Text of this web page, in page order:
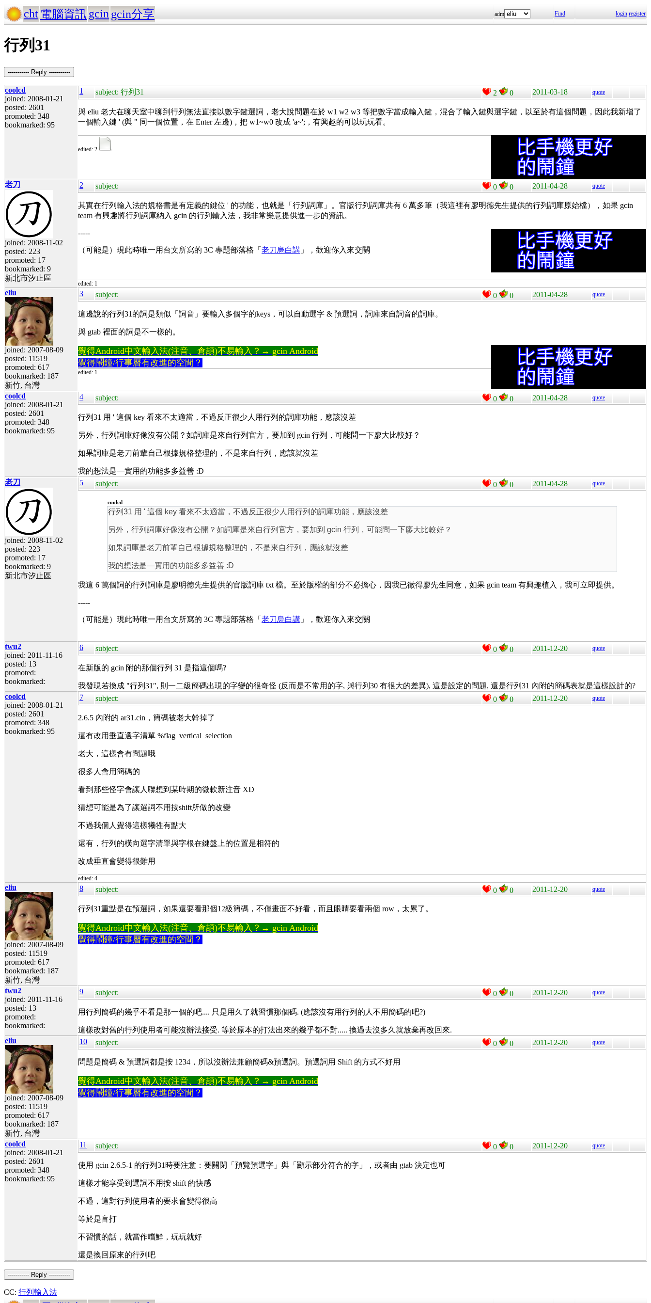
cht 電腦資訊 gcin gcin分享 adm Find login register
行列31
----------- Reply -----------
coolcd
joined: 2008-01-21
posted: 2601
promoted: 348
bookmarked: 95
1 subject: 行列31 2 0 2011-03-18 quote
與 eliu 老大在聊天室中聊到行列無法直接以數字鍵選詞，老大說問題在於 w1 w2 w3 等把數字當成輸入鍵，混合了輸入鍵與選字鍵，以至於有這個問題，因此我新增了
一個輸入鍵 ' (與 " 同一個位置，在 Enter 左邊)，把 w1~w0 改成 'a~';，有興趣的可以玩玩看。
edited: 2
老刀
joined: 2008-11-02
posted: 223
promoted: 17
bookmarked: 9
新北市汐止區
2 subject: 0 0 2011-04-28 quote
其實在行列輸入法的規格書是有定義的鍵位 ' 的功能，也就是「行列詞庫」。官版行列詞庫共有 6 萬多筆（我這裡有廖明德先生提供的行列詞庫原始檔），如果 gcin
team 有興趣將行列詞庫納入 gcin 的行列輸入法，我非常樂意提供進一步的資訊。
-----
（可能是）現此時唯一用台文所寫的 3C 專題部落格「 老刀烏白講 」，歡迎你入來交關
edited: 1
eliu
joined: 2007-08-09
posted: 11519
promoted: 617
bookmarked: 187
新竹, 台灣
3 subject: 0 0 2011-04-28 quote
這邊說的行列31的詞是類似「詞音」要輸入多個字的keys，可以自動選字 & 預選詞，詞庫來自詞音的詞庫。
與 gtab 裡面的詞是不一樣的。
覺得Android中文輸入法(注音、倉頡)不易輸入？→ gcin Android
覺得鬧鐘/行事曆有改進的空間？
edited: 1
coolcd
joined: 2008-01-21
posted: 2601
promoted: 348
bookmarked: 95
4 subject: 0 0 2011-04-28 quote
行列31 用 ' 這個 key 看來不太適當，不過反正很少人用行列的詞庫功能，應該沒差
另外，行列詞庫好像沒有公開？如詞庫是來自行列官方，要加到 gcin 行列，可能問一下廖大比較好？
如果詞庫是老刀前輩自己根據規格整理的，不是來自行列，應該就沒差
我的想法是—實用的功能多多益善 :D
老刀
joined: 2008-11-02
posted: 223
promoted: 17
bookmarked: 9
新北市汐止區
5 subject: 0 0 2011-04-28 quote
coolcd
行列31 用 ' 這個 key 看來不太適當，不過反正很少人用行列的詞庫功能，應該沒差
另外，行列詞庫好像沒有公開？如詞庫是來自行列官方，要加到 gcin 行列，可能問一下廖大比較好？
如果詞庫是老刀前輩自己根據規格整理的，不是來自行列，應該就沒差
我的想法是—實用的功能多多益善 :D
我這 6 萬個詞的行列詞庫是廖明德先生提供的官版詞庫 txt 檔。至於版權的部分不必擔心，因我已徵得廖先生同意，如果 gcin team 有興趣植入，我可立即提供。
-----
（可能是）現此時唯一用台文所寫的 3C 專題部落格「 老刀烏白講 」，歡迎你入來交關
twu2
joined: 2011-11-16
posted: 13
promoted:
bookmarked:
6 subject: 0 0 2011-12-20 quote
在新版的 gcin 附的那個行列 31 是指這個嗎?
我發現若換成 "行列31", 則一二級簡碼出現的字變的很奇怪 (反而是不常用的字, 與行列30 有很大的差異), 這是設定的問題, 還是行列31 內附的簡碼表就是這樣設計的?
coolcd
joined: 2008-01-21
posted: 2601
promoted: 348
bookmarked: 95
7 subject: 0 0 2011-12-20 quote
2.6.5 內附的 ar31.cin，簡碼被老大幹掉了
還有改用垂直選字清單 %flag_vertical_selection
老大，這樣會有問題哦
很多人會用簡碼的
看到那些怪字會讓人聯想到某時期的微軟新注音 XD
猜想可能是為了讓選詞不用按shift所做的改變
不過我個人覺得這樣犧牲有點大
還有，行列的橫向選字清單與字根在鍵盤上的位置是相符的
改成垂直會變得很難用
edited: 4
eliu
joined: 2007-08-09
posted: 11519
promoted: 617
bookmarked: 187
新竹, 台灣
8 subject: 0 0 2011-12-20 quote
行列31重點是在預選詞，如果還要看那個12級簡碼，不僅畫面不好看，而且眼睛要看兩個 row，太累了。
覺得Android中文輸入法(注音、倉頡)不易輸入？→ gcin Android
覺得鬧鐘/行事曆有改進的空間？
twu2
joined: 2011-11-16
posted: 13
promoted:
bookmarked:
9 subject: 0 0 2011-12-20 quote
用行列簡碼的幾乎不看是那一個的吧.... 只是用久了就習慣那個碼. (應該沒有用行列的人不用簡碼的吧?)
這樣改對舊的行列使用者可能沒辦法接受. 等於原本的打法出來的幾乎都不對..... 換過去沒多久就放棄再改回來.
eliu
joined: 2007-08-09
posted: 11519
promoted: 617
bookmarked: 187
新竹, 台灣
10 subject: 0 0 2011-12-20 quote
問題是簡碼 & 預選詞都是按 1234，所以沒辦法兼顧簡碼&預選詞。預選詞用 Shift 的方式不好用
覺得Android中文輸入法(注音、倉頡)不易輸入？→ gcin Android
覺得鬧鐘/行事曆有改進的空間？
coolcd
joined: 2008-01-21
posted: 2601
promoted: 348
bookmarked: 95
11 subject: 0 0 2011-12-20 quote
使用 gcin 2.6.5-1 的行列31時要注意：要關閉「預覽預選字」與「顯示部分符合的字」，或者由 gtab 決定也可
這樣才能享受到選詞不用按 shift 的快感
不過，這對行列使用者的要求會變得很高
等於是盲打
不習慣的話，就當作嚐鮮，玩玩就好
還是換回原來的行列吧
----------- Reply -----------
CC: 行列輸入法